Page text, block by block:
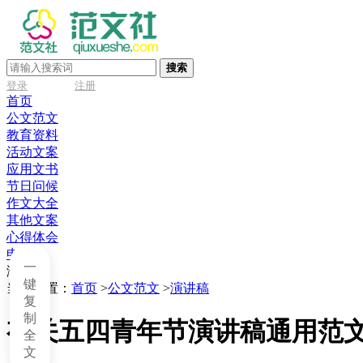
搜索
登录
注册
首页
公文范文
教育资料
活动文案
应用文书
节日问候
作文大全
其他文案
心得体会
申请书
演讲稿
当前位置： 首页 >公文范文 >演讲稿
有关五四青年节演讲稿通用范
一
键
复
制
全
文